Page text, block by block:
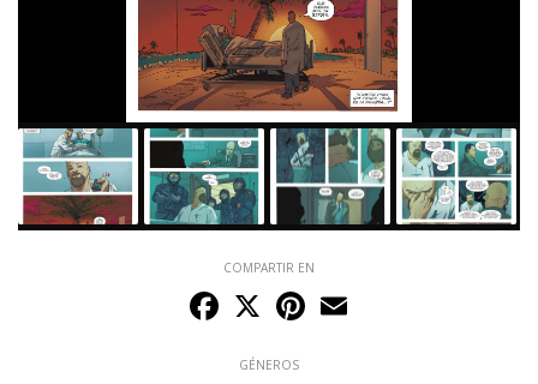
COMPARTIR EN
Facebook
X Pinterest
GÉNEROS